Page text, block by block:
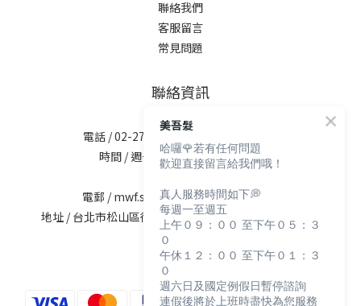
聯絡我們
客服留言
常見問題
聯絡資訊
電話 / 02-2713-6621 (無提供訂購服務)
時間 / 週一至週五 09:30-12:00；
電郵 / mwf.service@maywufa.com.tw
地址 / 台北市松山區復興北路167號5樓(無提供現場販售)
美吾髮
哈囉🌹若有任何問題
歡迎直接留言給我們哦！
真人服務時間如下💭
每週一至週五
上午０９：００ 至下午０５：３
０
午休１２：００ 至下午０１：３
０
週六日及國定例假日暫停諮詢
連假後將於上班時盡快為您服務